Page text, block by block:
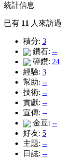
統計信息
已有 11 人來訪過
積分: 3
鑽石: --
碎鑽: 24
經驗: 3
幫助: --
技術: --
貢獻: --
宣傳: --
金豆: --
好友: 5
主題: --
日誌: --